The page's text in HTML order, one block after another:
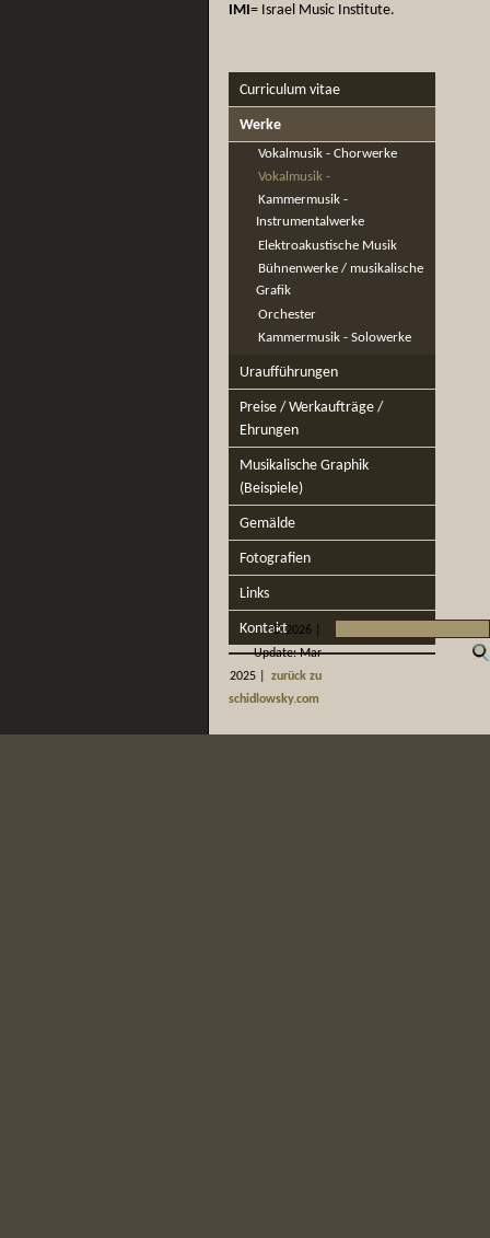
IMI= Israel Music Institute.
Curriculum vitae
Werke
Vokalmusik - Chorwerke
Vokalmusik -
Kammermusik -
Instrumentalwerke
Elektroakustische Musik
Bühnenwerke / musikalische
Grafik
Orchester
Kammermusik - Solowerke
Uraufführungen
Preise / Werkaufträge /
Ehrungen
Musikalische Graphik
(Beispiele)
Gemälde
Fotografien
Links
Kontakt
©2026 |
Update: Mar
2025 |
zurück zu
schidlowsky.com